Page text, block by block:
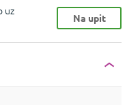
uz
Na upit